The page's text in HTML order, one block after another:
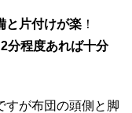
と片付けが楽 ！
分程度あれば十分
すが布団の頭側と脚